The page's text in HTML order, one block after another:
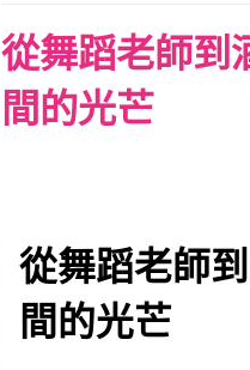
從舞蹈老師到
間的光芒
從舞蹈老師
間的光芒